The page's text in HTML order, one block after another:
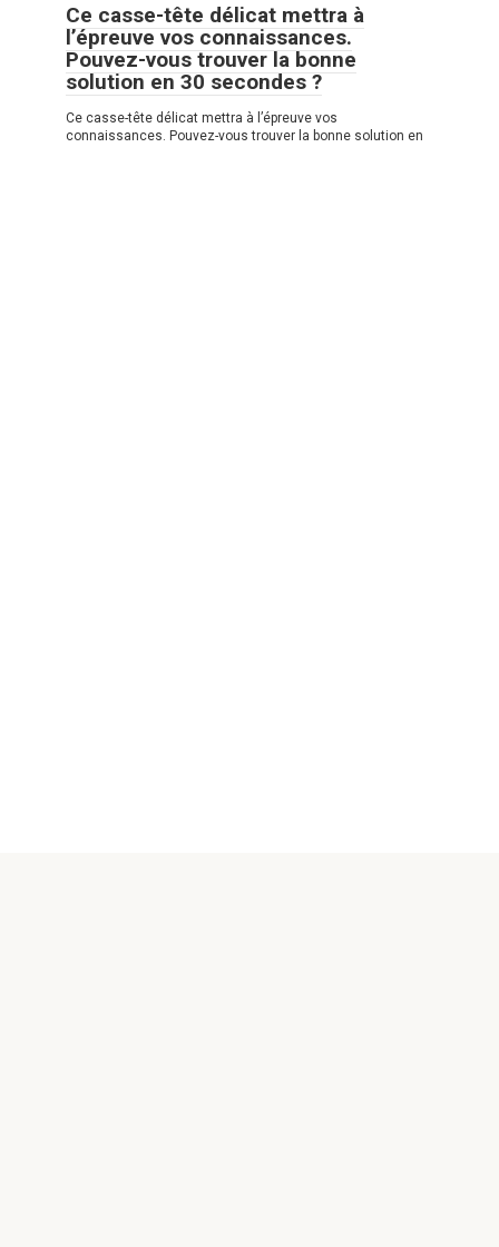
Ce casse-tête délicat mettra à
l’épreuve vos connaissances.
Pouvez-vous trouver la bonne
solution en 30 secondes ?
Ce casse-tête délicat mettra à l’épreuve vos
connaissances. Pouvez-vous trouver la bonne solution en